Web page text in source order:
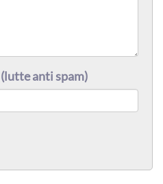
(lutte anti spam)